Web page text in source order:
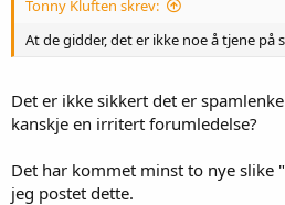
Tonny Kluften skrev:
At de gidder, det er ikke noe å tjene på
Det er ikke sikkert det er
kanskje en irritert forumledelse?
Det har kommet minst to nye slike
jeg postet dette.